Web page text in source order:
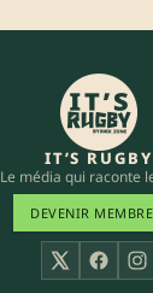
IT’S RUGBY
Le média qui raconte
DEVENIR MEMBRE
X